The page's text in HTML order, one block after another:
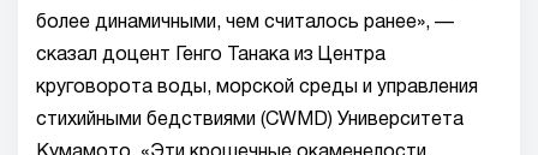
более динамичными, чем считалось ранее», —
сказал доцент Генго Танака из Центра
круговорота воды, морской среды и управления
стихийными бедствиями (CWMD) Университета